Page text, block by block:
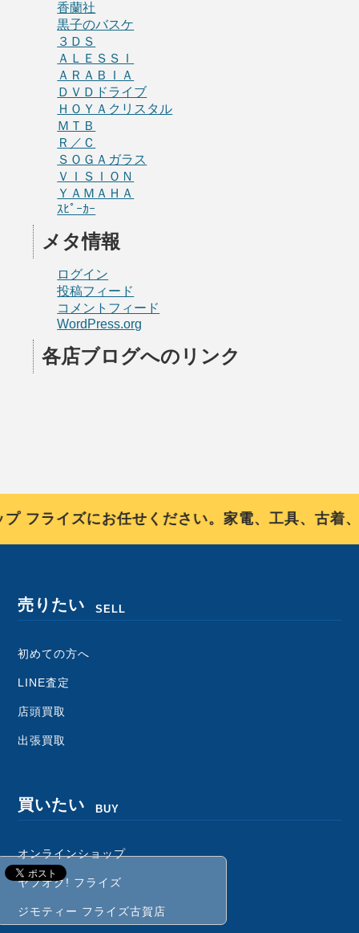
香蘭社
黒子のバスケ
３ＤＳ
ＡＬＥＳＳＩ
ＡＲＡＢＩＡ
ＤＶＤドライブ
ＨＯＹＡクリスタル
ＭＴＢ
Ｒ／Ｃ
ＳＯＧＡガラス
ＶＩＳＩＯＮ
ＹＡＭＡＨＡ
ｽﾋﾟｰｶｰ
メタ情報
ログイン
投稿フィード
コメントフィード
WordPress.org
各店ブログへのリンク
イズにお任せください。家電、工具、古着、
売りたい SELL
初めての方へ
LINE査定
店頭買取
出張買取
買いたい BUY
オンラインショップ
ヤフオク! フライズ
ジモティー フライズ古賀店